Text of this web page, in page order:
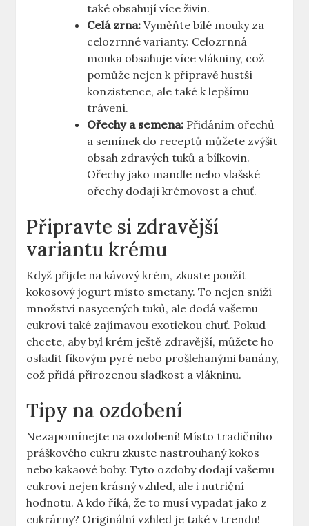
také obsahují více živin.
Celá zrna: Vyměňte bílé mouky za
celozrnné varianty. Celozrnná
mouka obsahuje více vlákniny, což
pomůže nejen k přípravě hustší
konzistence, ale také k lepšímu
trávení.
Ořechy a semena: Přidáním ořechů
a semínek do receptů můžete zvýšit
obsah zdravých tuků a bílkovin.
Ořechy jako mandle nebo vlašské
ořechy dodají krémovost a chuť.
Připravte si zdravější
variantu krému
Když přijde na kávový krém, zkuste použít
kokosový jogurt místo smetany. To nejen sníží
množství nasycených tuků, ale dodá vašemu
cukroví také zajímavou exotickou chuť. Pokud
chcete, aby byl krém ještě zdravější, můžete ho
osladit fíkovým pyré nebo prošlehanými banány,
což přidá přirozenou sladkost a vlákninu.
Tipy na ozdobení
Nezapomínejte na ozdobení! Místo tradičního
práškového cukru zkuste nastrouhaný kokos
nebo kakaové boby. Tyto ozdoby dodají vašemu
cukroví nejen krásný vzhled, ale i nutriční
hodnotu. A kdo říká, že to musí vypadat jako z
cukrárny? Originální vzhled je také v trendu!